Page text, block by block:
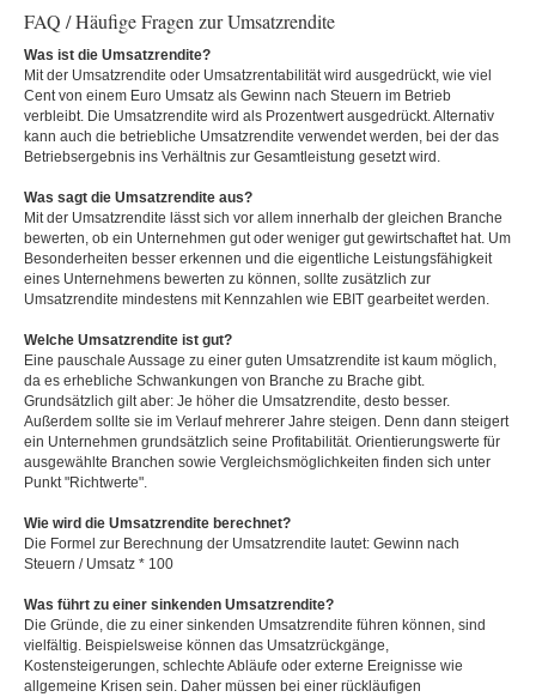
FAQ / Häufige Fragen zur Umsatzrendite
Was ist die Umsatzrendite?
Mit der Umsatzrendite oder Umsatzrentabilität wird ausgedrückt, wie viel
Cent von einem Euro Umsatz als Gewinn nach Steuern im Betrieb
verbleibt. Die Umsatzrendite wird als Prozentwert ausgedrückt. Alternativ
kann auch die betriebliche Umsatzrendite verwendet werden, bei der das
Betriebsergebnis ins Verhältnis zur Gesamtleistung gesetzt wird.
Was sagt die Umsatzrendite aus?
Mit der Umsatzrendite lässt sich vor allem innerhalb der gleichen Branche
bewerten, ob ein Unternehmen gut oder weniger gut gewirtschaftet hat. Um
Besonderheiten besser erkennen und die eigentliche Leistungsfähigkeit
eines Unternehmens bewerten zu können, sollte zusätzlich zur
Umsatzrendite mindestens mit Kennzahlen wie EBIT gearbeitet werden.
Welche Umsatzrendite ist gut?
Eine pauschale Aussage zu einer guten Umsatzrendite ist kaum möglich,
da es erhebliche Schwankungen von Branche zu Brache gibt.
Grundsätzlich gilt aber: Je höher die Umsatzrendite, desto besser.
Außerdem sollte sie im Verlauf mehrerer Jahre steigen. Denn dann steigert
ein Unternehmen grundsätzlich seine Profitabilität. Orientierungswerte für
ausgewählte Branchen sowie Vergleichsmöglichkeiten finden sich unter
Punkt "Richtwerte".
Wie wird die Umsatzrendite berechnet?
Die Formel zur Berechnung der Umsatzrendite lautet: Gewinn nach
Steuern / Umsatz * 100
Was führt zu einer sinkenden Umsatzrendite?
Die Gründe, die zu einer sinkenden Umsatzrendite führen können, sind
vielfältig. Beispielsweise können das Umsatzrückgänge,
Kostensteigerungen, schlechte Abläufe oder externe Ereignisse wie
allgemeine Krisen sein. Daher müssen bei einer rückläufigen